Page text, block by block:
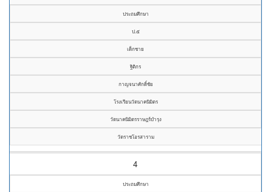
ประถมศึกษา
ป.๕
เด็กชาย
ฐิติกร
กาญจนาศักดิ์ชัย
โรงเรียนวัดนาคนิมิตร
วัดนาคนิมิตรราษฎร์บำรุง
วัดราชโอรสาราม
4
ประถมศึกษา